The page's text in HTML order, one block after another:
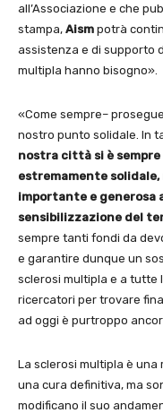
all’Associazione e che
stampa, Aism potrà
assistenza e di supporto
multipla hanno bisogno».
«Come sempre–
nostro punto solidale. In
nostra città si è
estremamente
importante e generosa
sensibilizzazione del
sempre tanti fondi da
e garantire dunque un
sclerosi multipla e a tutte
ricercatori per trovare
ad oggi è purtroppo
La sclerosi multipla è
una cura definitiva, ma
modificano il suo